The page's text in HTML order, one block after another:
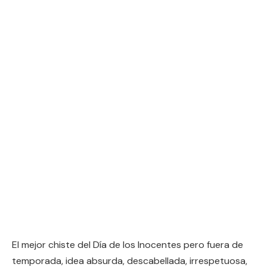
El mejor chiste del Día de los Inocentes pero fuera de
temporada, idea absurda, descabellada, irrespetuosa,